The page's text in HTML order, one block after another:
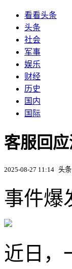
看看头条
头条
社会
军事
娱乐
财经
历史
国内
国际
客服回
2025-08-27 11:14 头条
事件爆
近日，